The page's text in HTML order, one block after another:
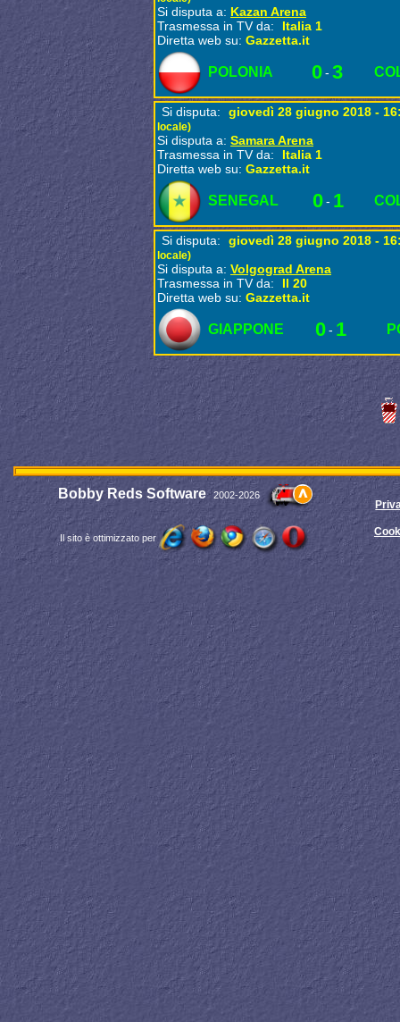
Si disputa a: Kazan Arena
Trasmessa in TV da:
Italia 1
Diretta web su: Gazzetta.it
POLONIA 0- 3
Si disputa: giovedì 28 giugno 2018 -
locale)
Si disputa a: Samara Arena
Trasmessa in TV da:
Italia 1
Diretta web su: Gazzetta.it
SENEGAL 0- 1
Si disputa: giovedì 28 giugno 2018 -
locale)
Si disputa a: Volgograd Arena
Trasmessa in TV da:
Il 20
Diretta web su: Gazzetta.it
GIAPPONE 0- 1
Bobby Reds Software2002-2026
Il sito è ottimizzato per